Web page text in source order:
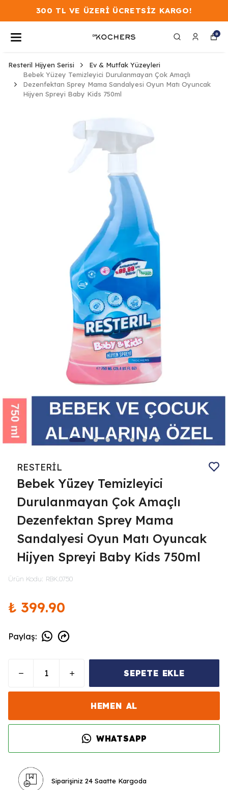
300 TL VE ÜZERİ ÜCRETSİZ KARGO!
0
Resteril Hijyen Serisi
Ev & Mutfak Yüzeyleri
Bebek Yüzey Temizleyici Durulanmayan Çok Amaçlı
Dezenfektan Sprey Mama Sandalyesi Oyun Matı Oyuncak
Hijyen Spreyi Baby Kids 750ml
RESTERİL
Bebek Yüzey Temizleyici
Durulanmayan Çok Amaçlı
Dezenfektan Sprey Mama
Sandalyesi Oyun Matı Oyuncak
Hijyen Spreyi Baby Kids 750ml
Ürün Kodu: RBK.0750
₺ 399.90
Paylaş:
SEPETE EKLE
HEMEN AL
WHATSAPP
Siparişiniz 24 Saatte Kargoda